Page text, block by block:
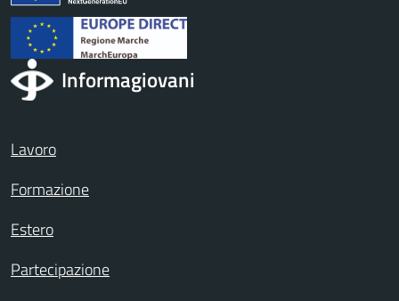
Informagiovani
Lavoro
Formazione
Estero
Partecipazione